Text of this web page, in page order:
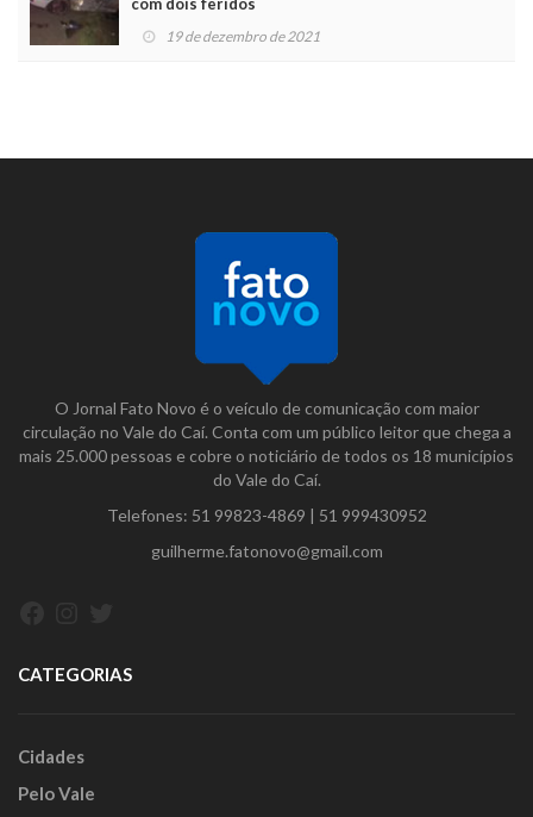
19 de dezembro de 2021
O Jornal Fato Novo é o veículo de comunicação com maior
circulação no Vale do Caí. Conta com um público leitor que chega a
mais 25.000 pessoas e cobre o noticiário de todos os 18 municípios
do Vale do Caí.
Telefones: 51 99823-4869 | 51 999430952
guilherme.fatonovo@gmail.com
CATEGORIAS
Cidades
Pelo Vale